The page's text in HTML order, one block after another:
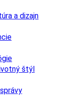
a dizajn
štýl